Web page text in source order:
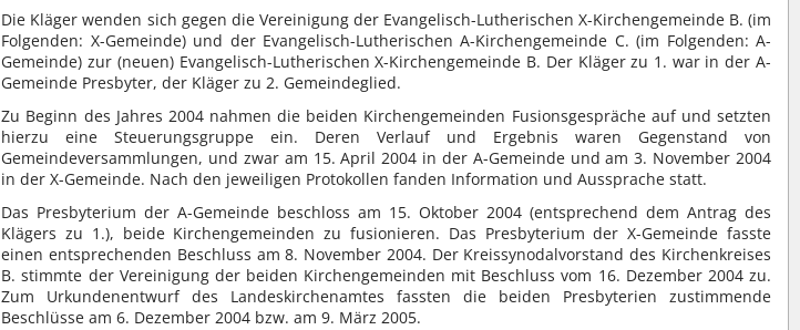
Die Kläger wenden sich gegen die Vereinigung der Evangelisch-Lutherischen X-Kirchengemeinde B. (im
Folgenden: X-Gemeinde) und der Evangelisch-Lutherischen A-Kirchengemeinde C. (im Folgenden: A-
Gemeinde) zur (neuen) Evangelisch-Lutherischen X-Kirchengemeinde B. Der Kläger zu 1. war in der A-
Gemeinde Presbyter, der Kläger zu 2. Gemeindeglied.
Zu Beginn des Jahres 2004 nahmen die beiden Kirchengemeinden Fusionsgespräche auf und setzten
hierzu eine Steuerungsgruppe ein. Deren Verlauf und Ergebnis waren Gegenstand von
Gemeindeversammlungen, und zwar am 15. April 2004 in der A-Gemeinde und am 3. November 2004
in der X-Gemeinde. Nach den jeweiligen Protokollen fanden Information und Aussprache statt.
Das Presbyterium der A-Gemeinde beschloss am 15. Oktober 2004 (entsprechend dem Antrag des
Klägers zu 1.), beide Kirchengemeinden zu fusionieren. Das Presbyterium der X-Gemeinde fasste
einen entsprechenden Beschluss am 8. November 2004. Der Kreissynodalvorstand des Kirchenkreises
B. stimmte der Vereinigung der beiden Kirchengemeinden mit Beschluss vom 16. Dezember 2004 zu.
Zum Urkundenentwurf des Landeskirchenamtes fassten die beiden Presbyterien zustimmende
Beschlüsse am 6. Dezember 2004 bzw. am 9. März 2005.